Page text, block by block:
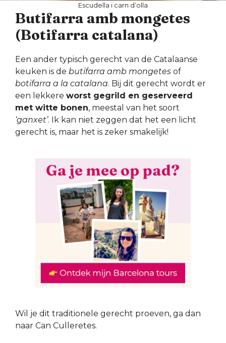
Escudella i carn d’olla
Butifarra amb mongetes
(Botifarra catalana)
Een ander typisch gerecht van de Catalaanse
keuken is de butifarra amb mongetes of
botifarra a la catalana. Bij dit gerecht wordt er
een lekkere worst gegrild en geserveerd
met witte bonen, meestal van het soort
‘ganxet’. Ik kan niet zeggen dat het een licht
gerecht is, maar het is zeker smakelijk!
Wil je dit traditionele gerecht proeven, ga dan
naar Can Culleretes.